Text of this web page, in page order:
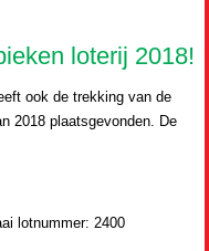
loterij 2018!
ook de trekking van de
2018 plaatsgevonden. De
lotnummer: 2400